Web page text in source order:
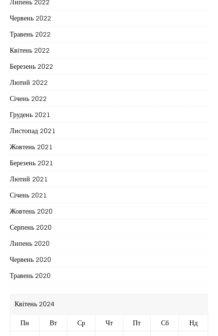
Червень 2022
Травень 2022
Квітень 2022
Березень 2022
Лютий 2022
Січень 2022
Грудень 2021
Листопад 2021
Жовтень 2021
Березень 2021
Лютий 2021
Січень 2021
Жовтень 2020
Серпень 2020
Липень 2020
Червень 2020
Травень 2020
Квітень 2024
Пн
Вт Ср Чт Пт Сб
Нд